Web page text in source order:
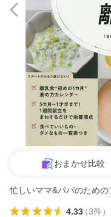
おまかせ比較
忙しいママ&パパのため
4.33（3件）